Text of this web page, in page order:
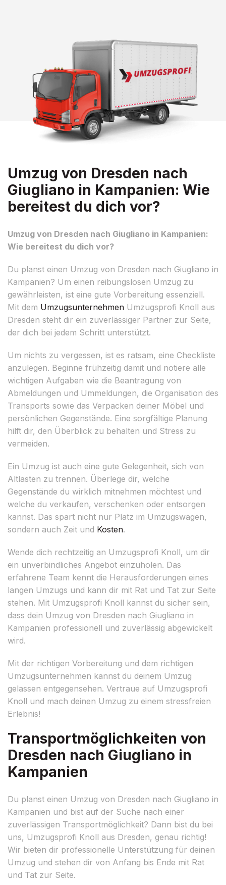
Umzug von Dresden nach
Giugliano in Kampanien: Wie
bereitest du dich vor?
Umzug von Dresden nach Giugliano in Kampanien:
Wie bereitest du dich vor?
Du planst einen Umzug von Dresden nach Giugliano in
Kampanien? Um einen reibungslosen Umzug zu
gewährleisten, ist eine gute Vorbereitung essenziell.
Mit dem Umzugsunternehmen Umzugsprofi Knoll aus
Dresden steht dir ein zuverlässiger Partner zur Seite,
der dich bei jedem Schritt unterstützt.
Um nichts zu vergessen, ist es ratsam, eine Checkliste
anzulegen. Beginne frühzeitig damit und notiere alle
wichtigen Aufgaben wie die Beantragung von
Abmeldungen und Ummeldungen, die Organisation des
Transports sowie das Verpacken deiner Möbel und
persönlichen Gegenstände. Eine sorgfältige Planung
hilft dir, den Überblick zu behalten und Stress zu
vermeiden.
Ein Umzug ist auch eine gute Gelegenheit, sich von
Altlasten zu trennen. Überlege dir, welche
Gegenstände du wirklich mitnehmen möchtest und
welche du verkaufen, verschenken oder entsorgen
kannst. Das spart nicht nur Platz im Umzugswagen,
sondern auch Zeit und Kosten.
Wende dich rechtzeitig an Umzugsprofi Knoll, um dir
ein unverbindliches Angebot einzuholen. Das
erfahrene Team kennt die Herausforderungen eines
langen Umzugs und kann dir mit Rat und Tat zur Seite
stehen. Mit Umzugsprofi Knoll kannst du sicher sein,
dass dein Umzug von Dresden nach Giugliano in
Kampanien professionell und zuverlässig abgewickelt
wird.
Mit der richtigen Vorbereitung und dem richtigen
Umzugsunternehmen kannst du deinem Umzug
gelassen entgegensehen. Vertraue auf Umzugsprofi
Knoll und mach deinen Umzug zu einem stressfreien
Erlebnis!
Transportmöglichkeiten von
Dresden nach Giugliano in
Kampanien
Du planst einen Umzug von Dresden nach Giugliano in
Kampanien und bist auf der Suche nach einer
zuverlässigen Transportmöglichkeit? Dann bist du bei
uns, Umzugsprofi Knoll aus Dresden, genau richtig!
Wir bieten dir professionelle Unterstützung für deinen
Umzug und stehen dir von Anfang bis Ende mit Rat
und Tat zur Seite.